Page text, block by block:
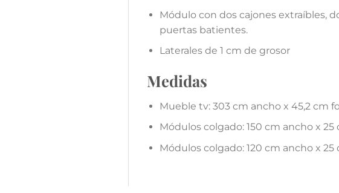
Módulo con dos cajones extraíbles,
puertas batientes.
Laterales de 1 cm de grosor
Medidas
Mueble tv: 303 cm ancho x 45,2 cm
Módulos colgado: 150 cm ancho x
Módulos colgado: 120 cm ancho x